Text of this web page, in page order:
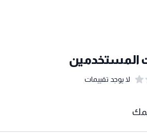
المستخدمين
لا يوجد تقييمات